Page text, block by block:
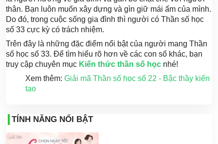
thân. Bạn luôn muốn xây dựng và gìn giữ mái ấm của mình.
Do đó, trong cuộc sống gia đình thì người có Thần số học
số 33 cực kỳ có trách nhiệm.
Trên đây là những đặc điểm nổi bật của người mang Thần
số học số 33. Để tìm hiểu rõ hơn về các con số khác, bạn
truy cập chuyên mục Kiến thức thần số học nhé!
Xem thêm: Giải mã Thần số học số 22 - Bậc thầy kiến
tạo
TÍNH NĂNG NỔI BẬT